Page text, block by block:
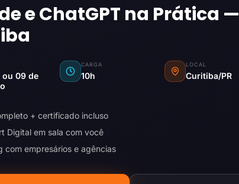
e ChatGPT na Prática —
ou 09 de
CARGA
10h
LOCAL
Curitiba/PR
+ certificado incluso
Digital em sala com você
com empresários e agências